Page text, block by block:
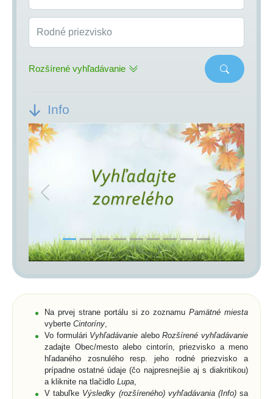
Rodné priezvisko
Rozšírené vyhľadávanie
Info
Previous Next
Na prvej strane portálu si zo zoznamuPamätné miesta
vyberte Cintoríny
Vo formulári Vyhľadávanie aleboRozšírené vyhľadávanie
zadajte Obec/mesto alebo cintorín, priezvisko a meno
hľadaného zosnulého resp. jeho rodné priezvisko a
prípadne ostatné údaje (čo najpresnejšie aj s diakritikou)
a kliknite na tlačidlo Lupa
V tabuľke Výsledky (rozšíreného) vyhľadávania (Info)sa